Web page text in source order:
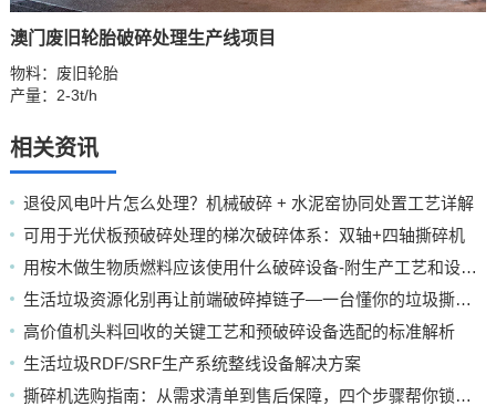
澳门废旧轮胎破碎处理生产线项目
物料：废旧轮胎
产量：2-3t/h
相关资讯
退役风电叶片怎么处理？机械破碎 + 水泥窑协同处置工艺详解
可用于光伏板预破碎处理的梯次破碎体系：双轴+四轴撕碎机
用桉木做生物质燃料应该使用什么破碎设备-附生产工艺和设备配置
生活垃圾资源化别再让前端破碎掉链子—一台懂你的垃圾撕碎机
高价值机头料回收的关键工艺和预破碎设备选配的标准解析
生活垃圾RDF/SRF生产系统整线设备解决方案
撕碎机选购指南：从需求清单到售后保障，四个步骤帮你锁定靠谱厂家